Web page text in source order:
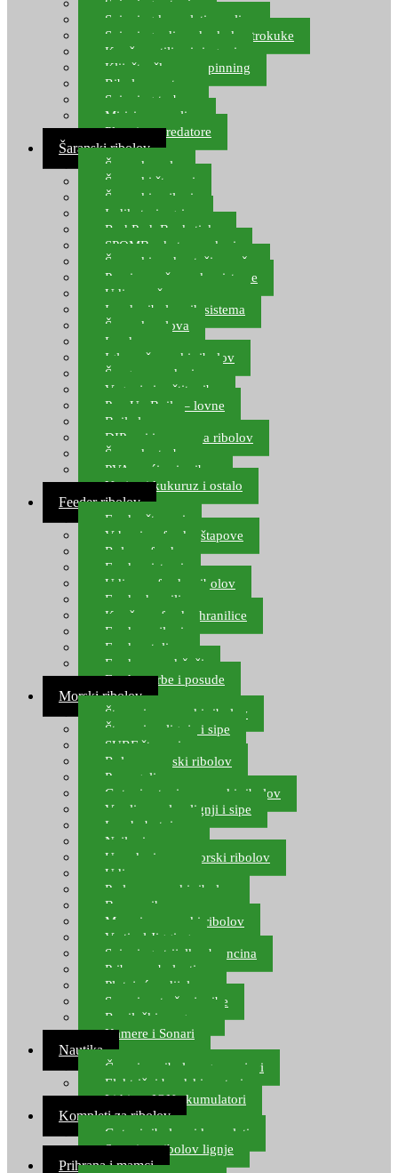
Spinning setovi
Spinning kompleti varalica
Spinning udice, dvokuke, trokuke
Kopče, vrtilice i ringovi
Kliješta, škare za spinning
Ribolov pastrve
Spinning torbe
Mirisi za varalice
Plovci za predatore
Šaranski ribolov
Šaranske role
Šaranski štapovi
Šaranski najloni
Indikatori ugriza
Rod Pod, Banksticks
SPOMB rakete, markeri
Šaranski podmetači, mreže
Pernice za šaranske sisteme
Udice za šarana, amura
Izrada ribolovnih sistema
Šaranska olova
Leadcore
Igle za šaranski ribolov
Špage, upredenice
Vaganje i zaštita ribe
Pop Up Boile – lovne
Boile lovne
DIP-ovi i arome za ribolov
Šaranske torbe
PVA vrećice i pribor
Umjetni kukuruz i ostalo
Feeder ribolov
Feeder štapovi
Vrhovi za feeder štapove
Role za feeder
Feeder sistemi
Udice za feeder ribolov
Feeder hranilice
Kopče za feeder hranilice
Feeder najloni
Feeder stolice
Feeder arm držači
Feeder torbe i posude
Morski ribolov
Štapovi za morski ribolov
Štapovi za lignje i sipe
SURF štapovi
Role za morski ribolov
Parangali
Gotovi setovi za morski ribolov
Varalice za lov lignji i sipe
Lov hobotnice
Najloni za more
Upredenice za morski ribolov
Udice za more
Perle za morski ribolov
Brum prihrana za more
Mamci za morski ribolov
Vertical Jigging
Spinning strijelke, brancina
Pribor za bolentino
Plutajuća odijela
Sonari za traženje ribe
Ronilački program
Kamere i Sonari
Nautika
Čamci za ribolov, gumenjaci
Električni brodski motori
Lithium ION akumulatori
Kompleti za ribolov
Gotovi ribolovni kompleti
Setovi za ribolov lignje
Prihrana i mamci